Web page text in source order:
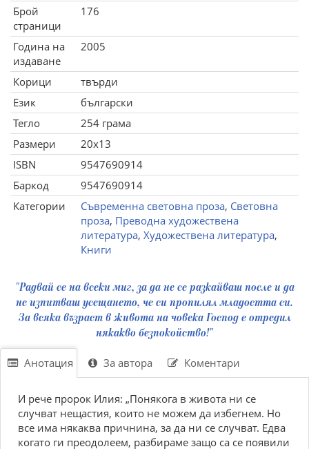
Брой
страници
176
Година на
издаване
2005
Корици
твърди
Език
български
Тегло
254 грама
Размери
20x13
ISBN
9547690914
Баркод
9547690914
Категории
Съвременна световна проза, Световна
проза, Преводна художествена
литература, Художествена литература,
Книги
"Радвай се на всеки миг, за да не се разкайваш после и да
не изпитваш усещането, че си пропилял младостта си.
За всяка възраст в живота на човека Господ е отредил
някакво безпокойство!"
Анотация За автора Коментари
И рече пророк Илия: „Понякога в живота ни се
случват нещастия, които не можем да избегнем. Но
все има някаква причнина, за да ни се случват. Едва
когато ги преодолеем, разбираме защо са се появили